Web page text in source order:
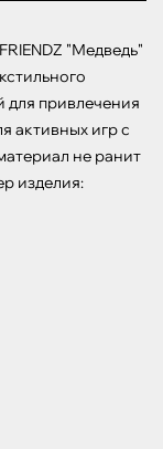
"Медведь"
привлечения
активных игр с
не ранит
изделия: